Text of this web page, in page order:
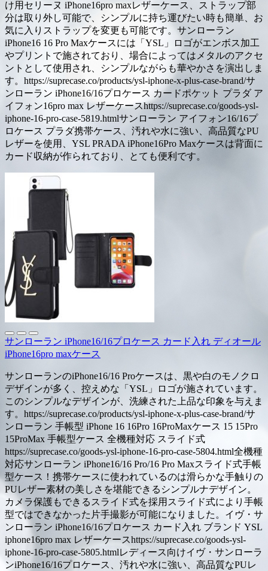
け用セリーヌ iPhone16pro maxレザーケース、ストラップ部
分は取り外し可能で、シンプルに持ち運びたい時も簡単、お
気に入りストラップを変更も可能です。サンローラン
iPhone16 16 Pro Maxケースには「YSL」ロゴがエンボス加工
やプリントで施されており、場合によってはメタルのアクセ
ントとして使用され、シンプルながらも華やかさを演出しま
す。https://suprecase.co/products/ysl-iphone-x-plus-case-brand/サ
ンローラン iPhone16/16プロケース カードポケット プラダ ア
イフォン16pro max レザーケースhttps://suprecase.co/goods-ysl-
iphone-16-pro-case-5819.htmlサンローラン アイフォン16/16プ
ロケース プラダ携帯ケース、汚れや水に強い、高品質なPU
レザーを使用、YSL PRADA iPhone16Pro Maxケースは背面に
カード収納が作られており、とても便利です。
サンローラン iPhone16/16プロケース カード入れ ディオール
iPhone16pro maxケース
サンローランのiPhone16/16 Proケースは、黒や白のモノクロ
デザインが多く、控えめな「YSL」ロゴが施されています。
このシンプルなデザインが、洗練された上品な印象を与えま
す。https://suprecase.co/products/ysl-iphone-x-plus-case-brand/サ
ンローラン 手帳型 iPhone 16 16Pro 16ProMaxケース 15 15Pro
15ProMax 手帳型ケース 全機種対応 スライド式
https://suprecase.co/goods-ysl-iphone-16-pro-case-5804.html全機種
対応サンローラン iPhone16/16 Pro/16 Pro Maxスライド式手帳
型ケース！携帯ケースに使われているのは滑らかな手触りの
PUレザー素材の美しさを堪能できるシンプルナデザイン。
カメラ保護もできるスライド式を採用スライド式により手帳
型ではできなかった片手撮影が可能になりました。イヴ・サ
ンローラン iPhone16/16プロケース カード入れ ブランド YSL
iphone16pro max レザーケースhttps://suprecase.co/goods-ysl-
iphone-16-pro-case-5805.htmlレディース向けイヴ・サンローラ
ンiPhone16/16プロケース、汚れや水に強い、高品質なPUレ